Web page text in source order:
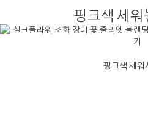
핑크색 세워
핑크색 세워